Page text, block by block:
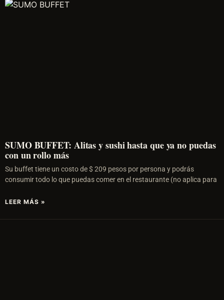
SUMO BUFFET: Alitas y sushi hasta que ya no puedas
con un rollo más
Su buffet tiene un costo de $ 209 pesos por persona y podrás
consumir todo lo que puedas comer en el restaurante (no aplica para
LEER MÁS »